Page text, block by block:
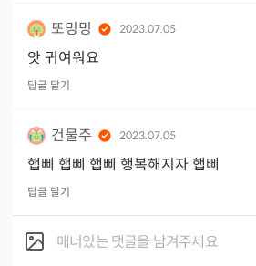
또밍밍 2023.07.05
앗 귀여워요
답글 달기
건물주 2023.07.05
햅삐 햅삐 햅삐 행복해지자 햅삐
답글 달기